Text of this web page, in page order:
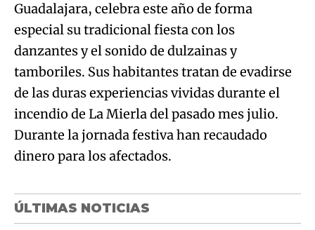
Guadalajara, celebra este año de forma
especial su tradicional fiesta con los
danzantes y el sonido de dulzainas y
tamboriles. Sus habitantes tratan de evadirse
de las duras experiencias vividas durante el
incendio de La Mierla del pasado mes julio.
Durante la jornada festiva han recaudado
dinero para los afectados.
ÚLTIMAS NOTICIAS